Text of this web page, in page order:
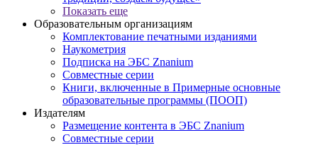
Показать еще
Образовательным организациям
Комплектование печатными изданиями
Наукометрия
Подписка на ЭБС Znanium
Совместные серии
Книги, включенные в Примерные основные
образовательные программы (ПООП)
Издателям
Размещение контента в ЭБС Znanium
Совместные серии